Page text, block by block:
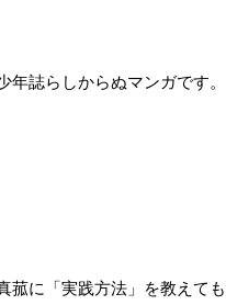
年誌らしからぬマンガです。
菰に「実践方法」を教えても